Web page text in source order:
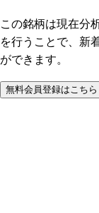
この銘柄は現在分
を行うことで、新
ができます。
無料会員登録はこちら